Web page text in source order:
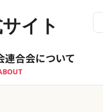
イト
連合会について